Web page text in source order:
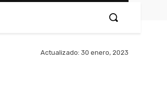
Actualizado: 30 enero, 2023